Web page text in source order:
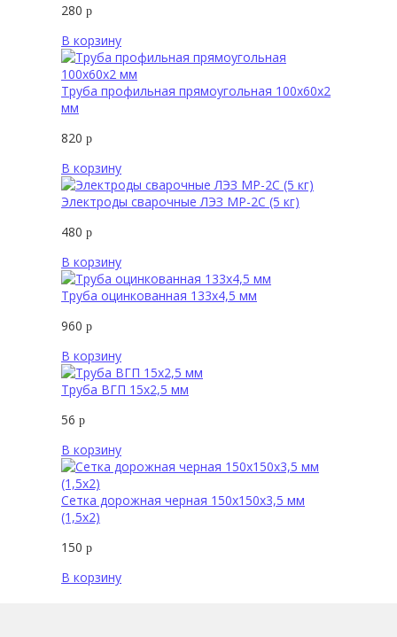
280 р
В корзину
Труба профильная прямоугольная 100х60х2
мм
820 р
В корзину
Электроды сварочные ЛЭЗ МР-2С (5 кг)
480 р
В корзину
Труба оцинкованная 133х4,5 мм
960 р
В корзину
Труба ВГП 15х2,5 мм
56 р
В корзину
Сетка дорожная черная 150х150х3,5 мм
(1,5х2)
150 р
В корзину